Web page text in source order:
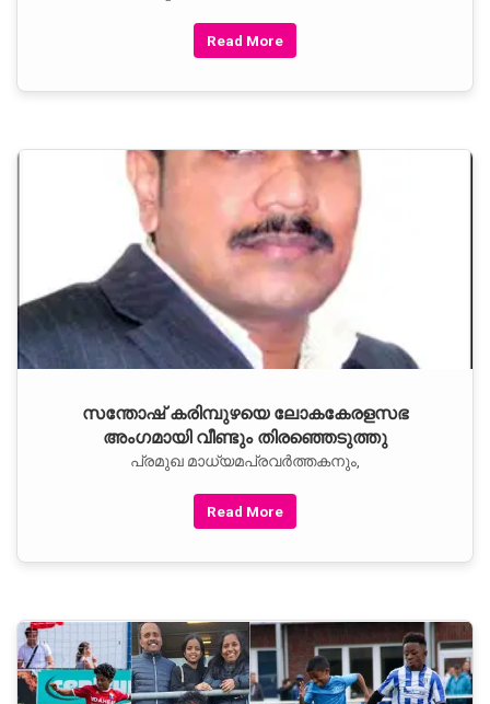
Read More
സന്തോഷ് കരിമ്പുഴയെ ലോകകേരളസഭ
അംഗമായി വീണ്ടും തിരഞ്ഞെടുത്തു
പ്രമുഖ മാധ്യമപ്രവര്‍ത്തകനും,
Read More